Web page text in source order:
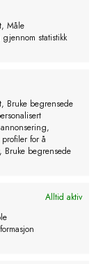
Måle
statistikk
Bruke begrensede
for å
Bruke begrensede
Alltid aktiv